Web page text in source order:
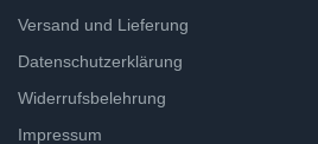
Versand und Lieferung
Datenschutzerklärung
Widerrufsbelehrung
Impressum